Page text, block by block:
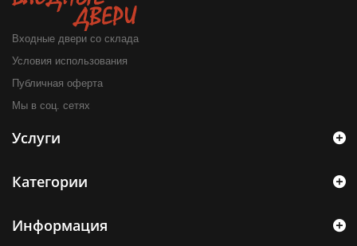
Входные двери со склада
Условия использования
Публичная оферта
Мы в соц. сетях
Услуги
Категории
Информация